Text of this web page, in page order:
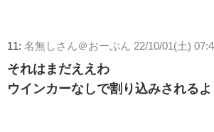
11: 名無しさん＠おーぷん 22/10/01(土)
それはまだええわ
ウインカーなしで割り込みされる